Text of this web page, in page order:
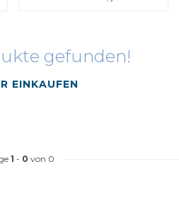
gefunden!
EINKAUFEN
1 - 0 von 0